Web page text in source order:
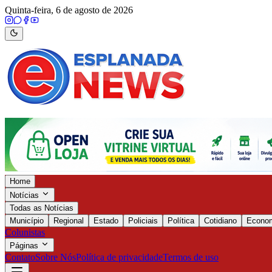
Quinta-feira, 6 de agosto de 2026
Home
Notícias
Todas as Notícias
Município
Regional Estado Policiais Política Cotidiano
Colunistas
Páginas
ContatoSobre NósPolítica de privacidadeTermos de uso